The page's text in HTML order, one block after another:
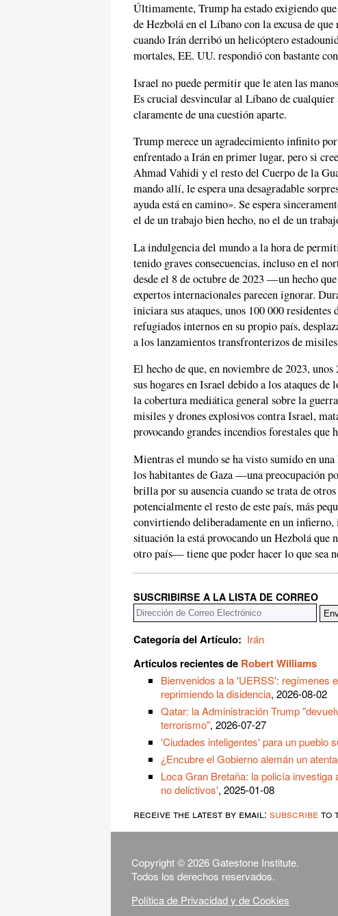
Últimamente, Trump ha estado exigiendo
de Hezbolá en el Líbano con la excusa de
cuando Irán derribó un helicóptero
mortales, EE. UU. respondió con bastante
Israel no puede permitir que le aten las
Es crucial desvincular al Líbano de
claramente de una cuestión aparte.
Trump merece un agradecimiento infinito
enfrentado a Irán en primer lugar, pero si
Ahmad Vahidi y el resto del Cuerpo de la
mando allí, le espera una desagradable
ayuda está en camino». Se espera
el de un trabajo bien hecho, no el de un
La indulgencia del mundo a la hora de
tenido graves consecuencias, incluso en el
desde el 8 de octubre de 2023 —un hecho
expertos internacionales parecen ignorar.
iniciara sus ataques, unos 100 000
refugiados internos en su propio país,
a los lanzamientos transfronterizos de
El hecho de que, en noviembre de 2023,
sus hogares en Israel debido a los ataques
la cobertura mediática general sobre la
misiles y drones explosivos contra Israel,
provocando grandes incendios forestales que
Mientras el mundo se ha visto sumido en
los habitantes de Gaza —una preocupación
brilla por su ausencia cuando se trata de
potencialmente el resto de este país, más
convirtiendo deliberadamente en un
situación la está provocando un Hezbolá
otro país— tiene que poder hacer lo que sea
SUSCRIBIRSE A LA LISTA DE CORREO
Categoría del Artículo: Irán
Artículos recientes de Robert Williams
Bienvenidos a la 'UERSS': regímenes
reprimiendo la disidencia, 2026-08-02
Qatar: la Administración Trump
terrorismo", 2026-07-27
'Ciudades inteligentes' para un pueblo
¿Encubre el Gobierno alemán un
Loca Gran Bretaña: la policía
no delictivos', 2025-01-08
receive the latest by email: subscribeto
Copyright © 2026 Gatestone Institute.
Todos los derechos reservados.
Política de Privacidad y de Cookies